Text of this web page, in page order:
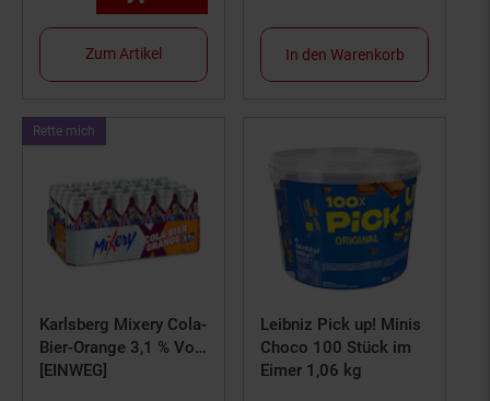
Zum Artikel In den Warenkorb
Karlsberg Mixery Cola-
Bier-Orange 3,1 % Vol.
0,5 Liter Dose, 24er
[EINWEG]
Rette mich
ArtikelRette
Leibniz Pick up! Minis
Choco 100 Stück im
Eimer 1,06 kg